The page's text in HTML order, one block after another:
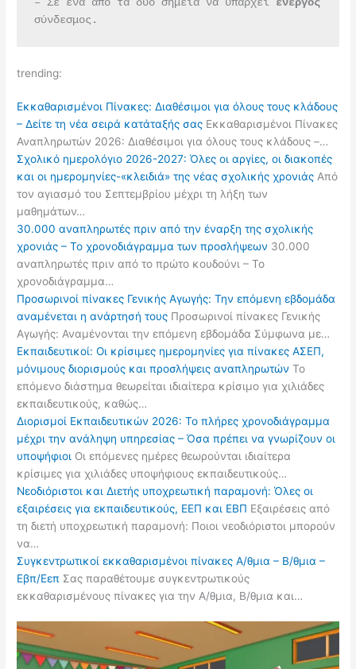
– Σε ένα από τα δύο σημεία να υπάρχει
σύνδεσμος.
trending:
Εκκαθαρισμένοι Πίνακες: Διαθέσιμοι για όλους τους κλάδους
– Δείτε τη νέα σειρά κατάταξής σας Εκκαθαρισμένοι Πίνακες
Αναπληρωτών 2026: Διαθέσιμοι για όλους τους κλάδους –…
Σχολικό ημερολόγιο 2026-2027: Όλες οι αργίες, οι διακοπές
και οι ημερομηνίες-«κλειδιά» της νέας σχολικής χρονιάς Από
τον αγιασμό του Σεπτεμβρίου μέχρι τη λήξη των
μαθημάτων…
30.000 αναπληρωτές πριν από την έναρξη της σχολικής
χρονιάς – Το χρονοδιάγραμμα των προσλήψεων 30.000
αναπληρωτές πριν από το πρώτο κουδούνι – Το
χρονοδιάγραμμα…
Προσωρινοί πίνακες Γενικής Αγωγής: Την επόμενη εβδομάδα
αναμένεται η ανάρτησή τους Προσωρινοί πίνακες Γενικής
Αγωγής: Αναμένονται την επόμενη εβδομάδα Σύμφωνα με…
Εκπαιδευτικοί: Οι κρίσιμες ημερομηνίες για πίνακες ΑΣΕΠ,
μόνιμους διορισμούς και προσλήψεις αναπληρωτών Το
επόμενο διάστημα θεωρείται ιδιαίτερα κρίσιμο για χιλιάδες
εκπαιδευτικούς, καθώς…
Διορισμοί Εκπαιδευτικών 2026: Το πλήρες χρονοδιάγραμμα
μέχρι την ανάληψη υπηρεσίας – Όσα πρέπει να γνωρίζουν οι
υποψήφιοι Οι επόμενες ημέρες θεωρούνται ιδιαίτερα
κρίσιμες για χιλιάδες υποψήφιους εκπαιδευτικούς…
Νεοδιόριστοι και Διετής υποχρεωτική παραμονή: Όλες οι
εξαιρέσεις για εκπαιδευτικούς, ΕΕΠ και ΕΒΠ Εξαιρέσεις από
τη διετή υποχρεωτική παραμονή: Ποιοι νεοδιόριστοι μπορούν
να…
Συγκεντρωτικοί εκκαθαρισμένοι πίνακες Α/θμια – Β/θμια –
Εβπ/Εεπ Σας παραθέτουμε συγκεντρωτικούς
εκκαθαρισμένους πίνακες για την Α/θμια, Β/θμια και…